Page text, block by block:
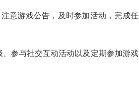
意游戏公告，及时参加活动，完成任
参与社交互动活动以及定期参加游戏